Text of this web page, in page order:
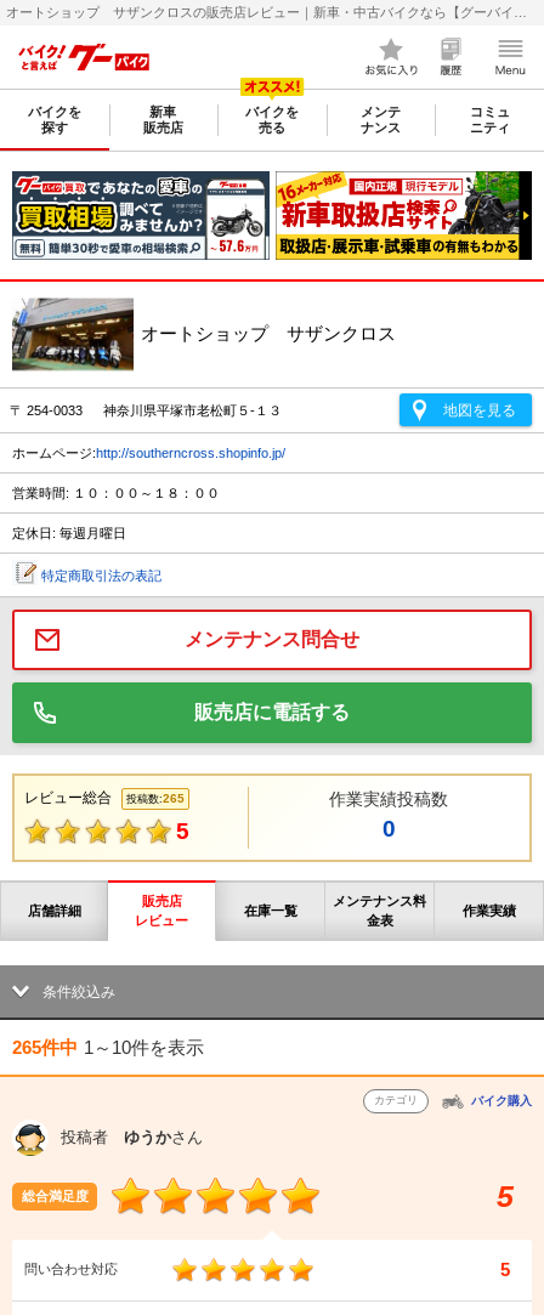
バイクを
探す
新車
販売店
バイクを
売る
メンテ
ナンス
コミュ
ニティ
オートショップ サザンクロス
〒 254-0033 神奈川県平塚市老松町５-１３ 地図を見る
ホームページ:http://southerncross.shopinfo.jp/
営業時間: １０：００～１８：００
定休日: 毎週月曜日
特定商取引法の表記
メンテナンス問合せ
販売店に電話する
レビュー総合 投稿数:265
5
作業実績投稿数
0
店舗詳細
販売店
レビュー
在庫一覧
メンテナンス料
金表
作業実績
条件絞込み
265件中 1～10件を表示
カテゴリ バイク購入
投稿者 ゆうかさん
総合満足度 5
問い合わせ対応 5